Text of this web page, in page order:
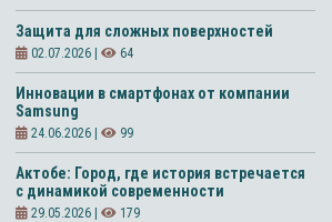
Защита для сложных поверхностей
02.07.2026 | 64
Инновации в смартфонах от компании
Samsung
24.06.2026 | 99
Актобе: Город, где история встречается
с динамикой современности
29.05.2026 | 179